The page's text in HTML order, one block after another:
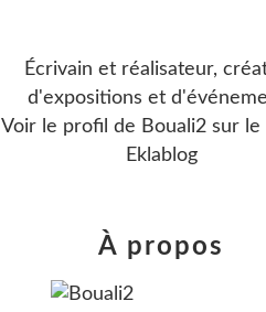
Écrivain et réalisateur,
d'expositions et
Voir le profil de Bouali2 sur le
Eklablog
À propos